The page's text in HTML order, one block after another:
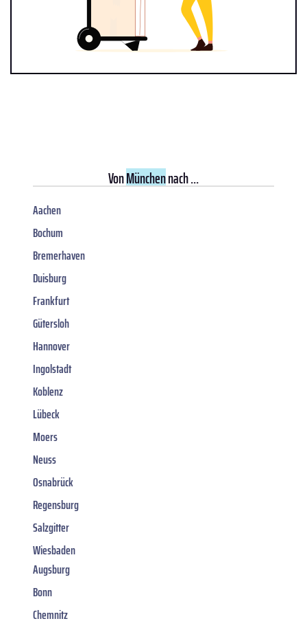
VonMünchennach ...
Aachen
Bochum
Bremerhaven
Duisburg
Frankfurt
Gütersloh
Hannover
Ingolstadt
Koblenz
Lübeck
Moers
Neuss
Osnabrück
Regensburg
Salzgitter
Wiesbaden
Augsburg
Bonn
Chemnitz